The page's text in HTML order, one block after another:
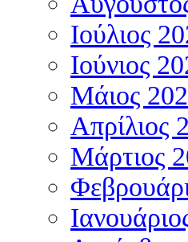
Ιούλιος
Ιούνιος
Μάιος
Απρίλιος
Μάρτιος